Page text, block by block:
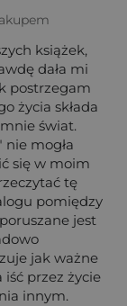
książek,
dała mi
postrzegam
życia składa
świat.
nie mogła
się w moim
tę
pomiędzy
jest
jak ważne
przez życie
innym.